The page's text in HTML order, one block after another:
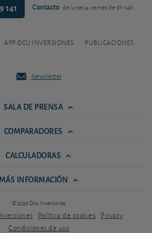
141 Contacto de lunes a viernes de 9h-14h
APP OCU INVERSIONES PUBLICACIONES
Newsletter
SALA DE PRENSA
COMPARADORES
CALCULADORAS
MÁS INFORMACIÓN
© 2026 Ocu Inversiones
Política de cookies Privacy
Condiciones de uso